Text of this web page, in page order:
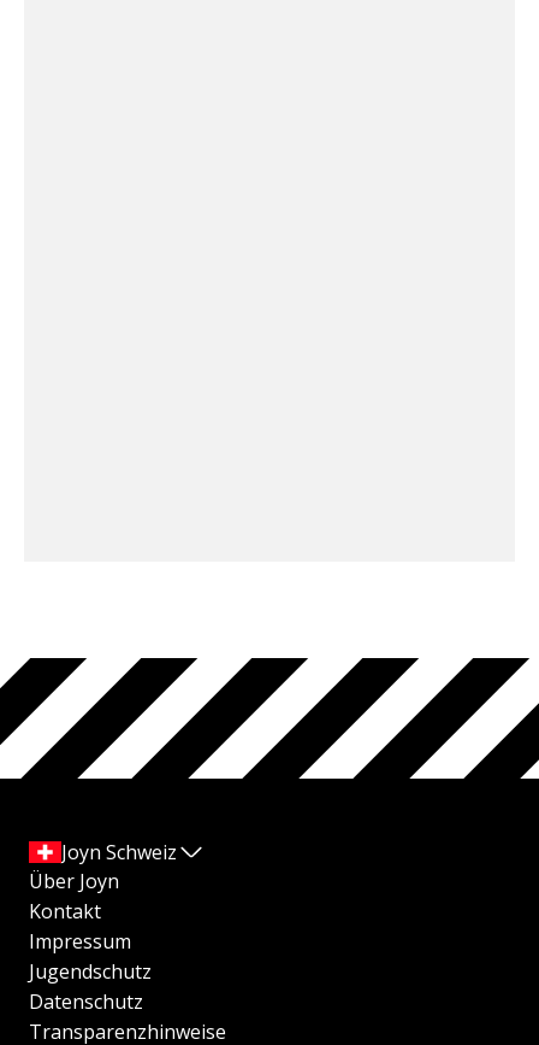
Joyn Schweiz
Über Joyn
Kontakt
Impressum
Jugendschutz
Datenschutz
Transparenzhinweise